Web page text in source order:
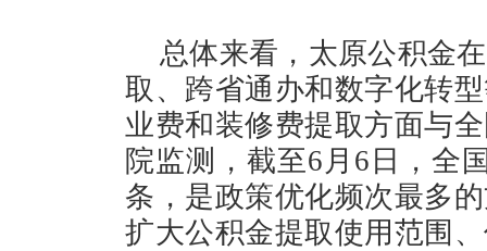
总体来看，太原公积金
取、跨省通办和数字化转
业费和装修费提取方面与
院监测，截至6月6日，全
条，是政策优化频次最多
扩大公积金提取使用范围